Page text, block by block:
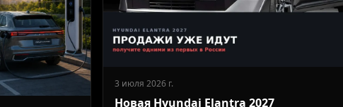
3 июля 2026 г.
Новая Hyundai Elantra 2027